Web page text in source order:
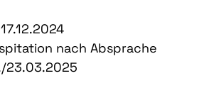
nach Absprache